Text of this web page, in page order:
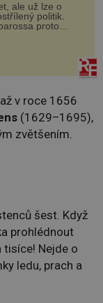
ale už lze o
politik.
proto
dědice Jindřicha
stal
sporu m...
v roce 1656
(1629–1695),
zvětšením.
šest. Když
prohlédnout
tisíce! Nejde o
ledu, prach a